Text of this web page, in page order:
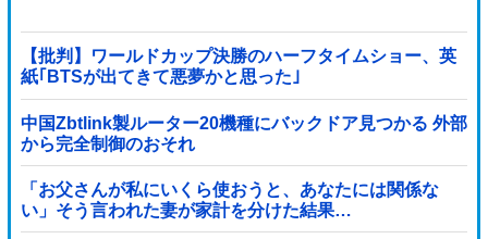
【批判】ワールドカップ決勝のハーフタイムショー、英
紙｢BTSが出てきて悪夢かと思った｣
中国Zbtlink製ルーター20機種にバックドア見つかる 外部
から完全制御のおそれ
「お父さんが私にいくら使おうと、あなたには関係な
い」そう言われた妻が家計を分けた結果…